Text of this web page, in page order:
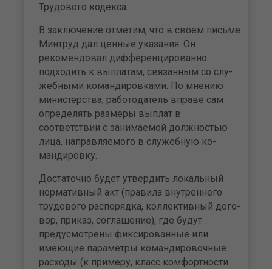
Трудового кодекса.
В заключение отметим, что в своем письме
Минтруд дал цен­ные указания. Он
рекомендовал дифференцированно
подходить к выплатам, связанным со слу­
жебными командировками. По мнению
министерства, работо­датель вправе сам
определять размеры выплат в
соответствии с занимаемой должностью
лица, направляемого в служебную ко­
мандировку.
Достаточно будет утвердить локальный
нормативный акт (правила внутреннего
трудового распорядка, коллективный дого­
вор, приказ, соглашение), где бу­дут
предусмотрены фиксиро­ванные или
имеющие парамет­ры командировочные
расходы (к примеру, класс комфортности